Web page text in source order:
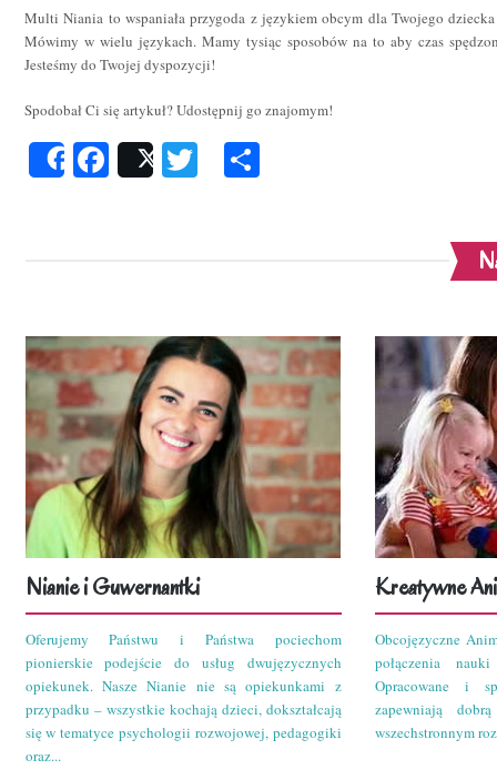
Multi Niania to wspaniała przygoda z językiem obcym dla Twojego
Mówimy w wielu językach. Mamy tysiąc sposobów na to aby czas
Jesteśmy do Twojej dyspozycji!
Spodobał Ci się artykuł? Udostępnij go znajomym!
ShareFacebook
Post Twitter
Nianie i Guwernantki
Oferujemy Państwu i Państwa pociechom
pionierskie podejście do usług dwujęzycznych
opiekunek. Nasze Nianie nie są opiekunkami z
przypadku – wszystkie kochają dzieci, dokształcają
się w tematyce psychologii rozwojowej, pedagogiki
oraz...
Kreatywne
Obcojęzyczne
połączenia
Opracowane i
zapewniają
wszechstronnym